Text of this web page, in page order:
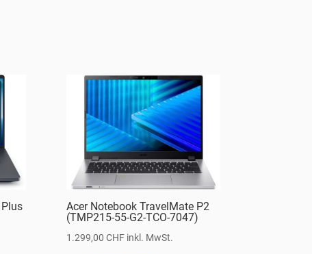
Acer Notebook TravelMate P2
(TMP215-55-G2-TCO-7047)
1.299,00CHF inkl. MwSt.